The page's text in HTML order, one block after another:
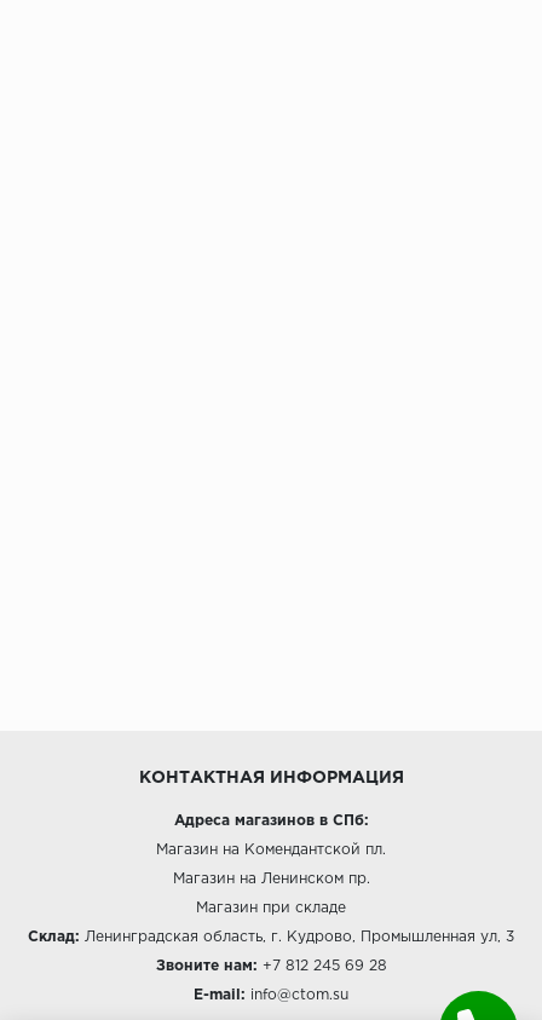
КОНТАКТНАЯ ИНФОРМАЦИЯ
Адреса магазинов в СПб:
Магазин на Комендантской пл.
Магазин на Ленинском пр.
Магазин при складе
Склад: Ленинградская область, г. Кудрово, Промышленная ул, 3
Звоните нам: +7 812 245 69 28
E-mail: info@ctom.su